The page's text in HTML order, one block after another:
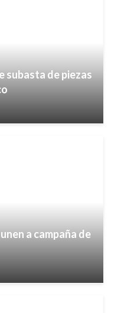
subasta de piezas
a campaña de